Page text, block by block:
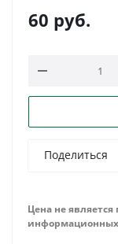
60 руб.
Поделиться
Цена не